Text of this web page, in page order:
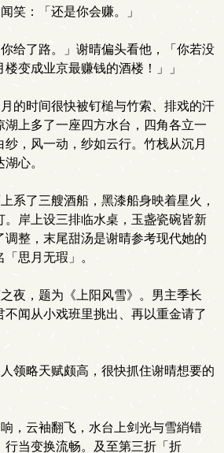
笑：「还是你会赚。」
给了路。」谢晴偏头看他，「你若没
变成业京最赚钱的酒楼！」」
的时间很快被钉槌与竹索、排戏的汗
湖上多了一座四方水台，四角各立一
，风一动，纱如云行。竹栈从沉月
心。
系了三艘酒船，黑漆船身映着星火，
。岸上设三排临水桌，玉盏瓷碗皆新
调整，末尾甜汤是谢晴参考现代她的
思月无瑕」。
夜，题为《上阳风雪》。男主季长
不闻从小戏班里挑出、再以重金请了
领略天赋颇高，很快抓住谢晴想要的
，云袖翻飞，水台上剑光与雪綃错
行当变换流畅。及至第三折「折